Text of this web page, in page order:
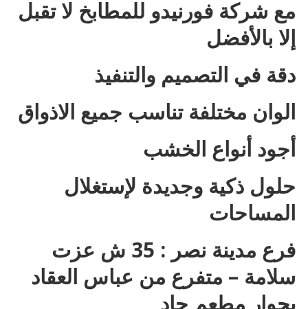
مع شركة فورنيدو للمطابخ لا تقبل
إلا بالأفضل
دقة في التصميم والتنفيذ
الوان مختلفة تناسب جميع الاذواق
أجود أنواع الخشب
حلول ذكية وجديدة لإستغلال
المساحات
فرع مدينة نصر : 35 ش عزت
سلامة – متفرع من عباس العقاد
بجوار مطعم جاد